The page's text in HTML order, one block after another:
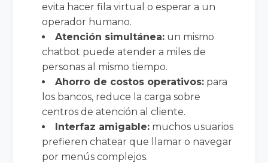
evita hacer fila virtual o esperar a un
operador humano.
Atención simultánea: un mismo
chatbot puede atender a miles de
personas al mismo tiempo.
Ahorro de costos operativos: para
los bancos, reduce la carga sobre
centros de atención al cliente.
Interfaz amigable: muchos usuarios
prefieren chatear que llamar o navegar
por menús complejos.